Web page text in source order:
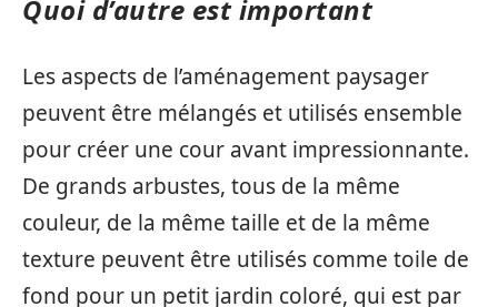
Quoi d’autre est important
Les aspects de l’aménagement paysager
peuvent être mélangés et utilisés ensemble
pour créer une cour avant impressionnante.
De grands arbustes, tous de la même
couleur, de la même taille et de la même
texture peuvent être utilisés comme toile de
fond pour un petit jardin coloré, qui est par